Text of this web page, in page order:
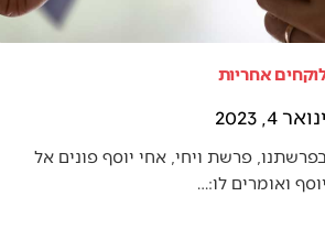
אחריות
ינואר 4, 2023
בפרשתנו, פרשת ויחי, אחי יוסף פונים אל
יוסף ואומרים לו:…